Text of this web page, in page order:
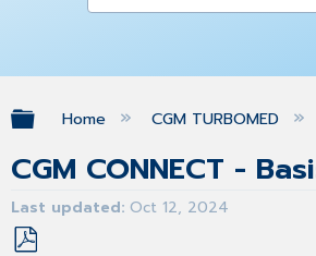
Expand/collapse
Home CGM TURBOMED
CGM CONNECT -
Last updated Oct 12, 2024